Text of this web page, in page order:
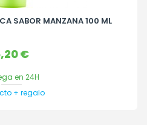
SABOR MANZANA 100 ML
Precio
€
en 24H
+ regalo